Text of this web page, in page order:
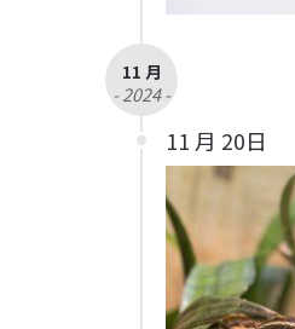
11 月
- 2024 -
11 月 20日